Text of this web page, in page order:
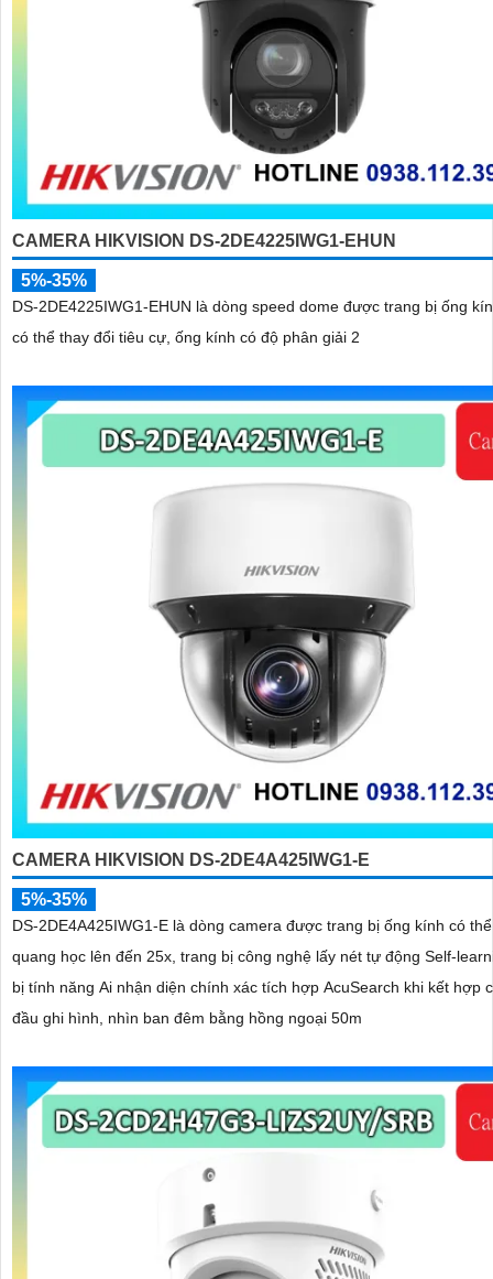
CAMERA HIKVISION DS-2DE4225IWG1-EHUN
5%-35%
DS-2DE4225IWG1-EHUN là dòng speed dome được trang bị ống
có thể thay đổi tiêu cự, ống kính có độ phân giải 2
CAMERA HIKVISION DS-2DE4A425IWG1-E
5%-35%
DS-2DE4A425IWG1-E là dòng camera được trang bị ống kính có
quang học lên đến 25x, trang bị công nghệ lấy nét tự động Self-
bị tính năng Ai nhận diện chính xác tích hợp AcuSearch khi kết hợp
đầu ghi hình, nhìn ban đêm bằng hồng ngoại 50m